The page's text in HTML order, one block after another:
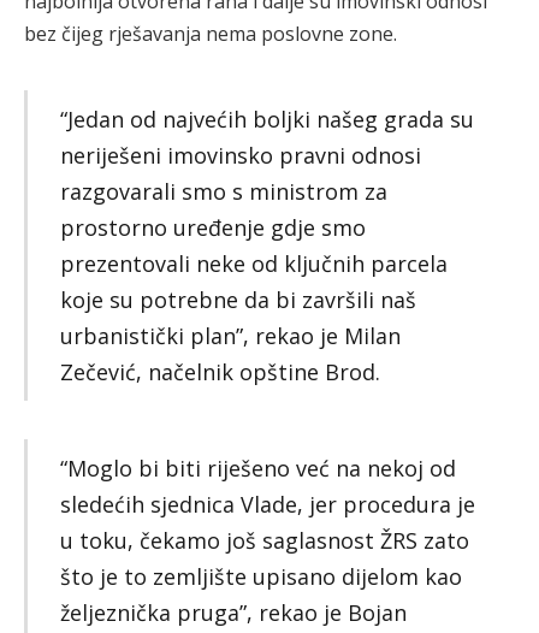
bez čijeg rješavanja nema poslovne zone.
“Jedan od najvećih boljki našeg grada su
neriješeni imovinsko pravni odnosi
razgovarali smo s ministrom za
prostorno uređenje gdje smo
prezentovali neke od ključnih parcela
koje su potrebne da bi završili naš
urbanistički plan”, rekao je Milan
Zečević, načelnik opštine Brod.
“Moglo bi biti riješeno već na nekoj od
sledećih sjednica Vlade, jer procedura je
u toku, čekamo još saglasnost ŽRS zato
što je to zemljište upisano dijelom kao
željeznička pruga”, rekao je Bojan